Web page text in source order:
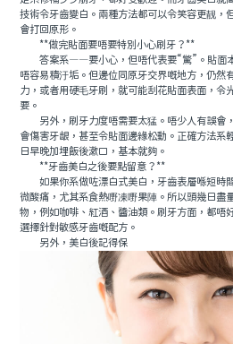
技術令牙齒變白。兩種方法都可以令笑容更靓，
會打回原形。
**做完貼面要唔要特別小心刷牙？**
答案系——要小心，但唔代表要“驚”。貼面本
唔容易積汙垢。但邊位同原牙交界嘅地方，仍然
力，或者用硬毛牙刷，就可能刮花貼面表面，令
要。
另外，刷牙力度唔需要太猛。唔少人有誤會
會傷害牙龈，甚至令貼面邊緣松動。正確方法系
日早晚加埋飯後漱口，基本就夠。
**牙齒美白之後要點留意？**
如果你系做咗漂白式美白，牙齒表層喺短時
微酸痛，尤其系食熱嘢凍嘢果陣。所以頭幾日盡
物，例如咖啡、紅酒、醬油類。刷牙方面，都唔
選擇針對敏感牙齒嘅配方。
另外，美白後記得保